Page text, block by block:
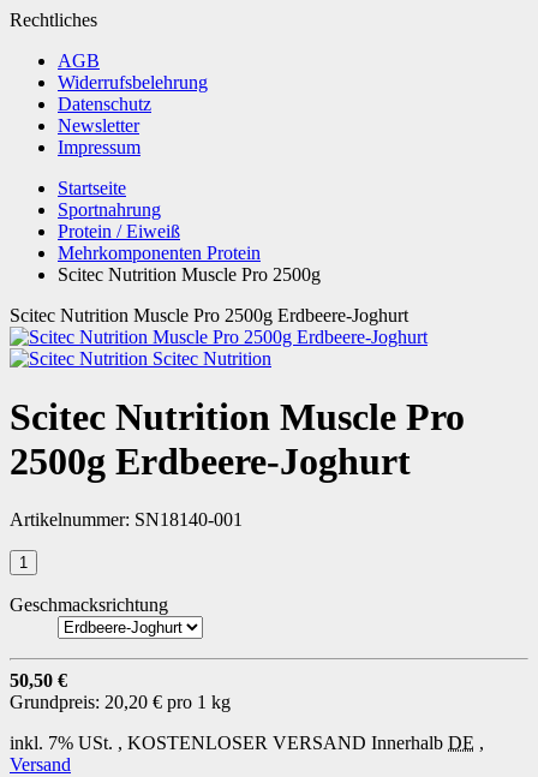
Rechtliches
AGB
Widerrufsbelehrung
Datenschutz
Newsletter
Impressum
Startseite
Sportnahrung
Protein / Eiweiß
Mehrkomponenten Protein
Scitec Nutrition Muscle Pro 2500g
Scitec Nutrition Muscle Pro 2500g Erdbeere-Joghurt
Scitec Nutrition
Scitec Nutrition Muscle Pro
2500g Erdbeere-Joghurt
Artikelnummer: SN18140-001
Geschmacksrichtung
50,50 €
Grundpreis: 20,20 € pro 1 kg
inkl. 7% USt. , KOSTENLOSER VERSAND Innerhalb DE ,
Versand